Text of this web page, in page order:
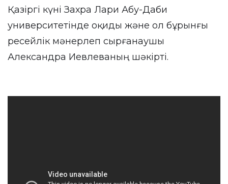
Қазіргі күні Захра Лари Абу-Даби
университетінде оқиды және ол бұрынғы
ресейлік мәнерлеп сырғанаушы
Александра Иевлеваның шәкірті.